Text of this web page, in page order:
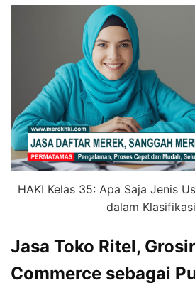
HAKI Kelas 35: Apa Saja Jenis
dalam
Jasa Toko Ritel,
Commerce sebagai